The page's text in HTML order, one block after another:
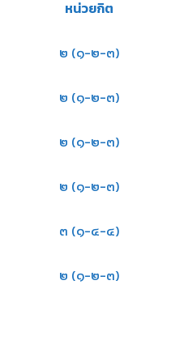
หน่วยกิต
๒ (๑-๒-๓)
๒ (๑-๒-๓)
๒ (๑-๒-๓)
๒ (๑-๒-๓)
๓ (๑-๔-๔)
๒ (๑-๒-๓)